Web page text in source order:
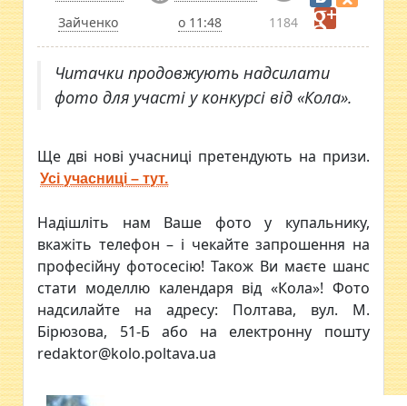
Зайченко
о 11:48
1184
Читачки продовжують надсилати
фото для участі у конкурсі від «Кола».
Ще дві нові учасниці претендують на призи.
Усі учасниці – тут.
Надішліть нам Ваше фото у купальнику,
вкажіть телефон – і чекайте запрошення на
професійну фотосесію! Також Ви маєте шанс
стати моделлю календаря від «Кола»! Фото
надсилайте на адресу: Полтава, вул. М.
Бірюзова, 51-Б або на електронну пошту
redaktor@kolo.poltava.ua